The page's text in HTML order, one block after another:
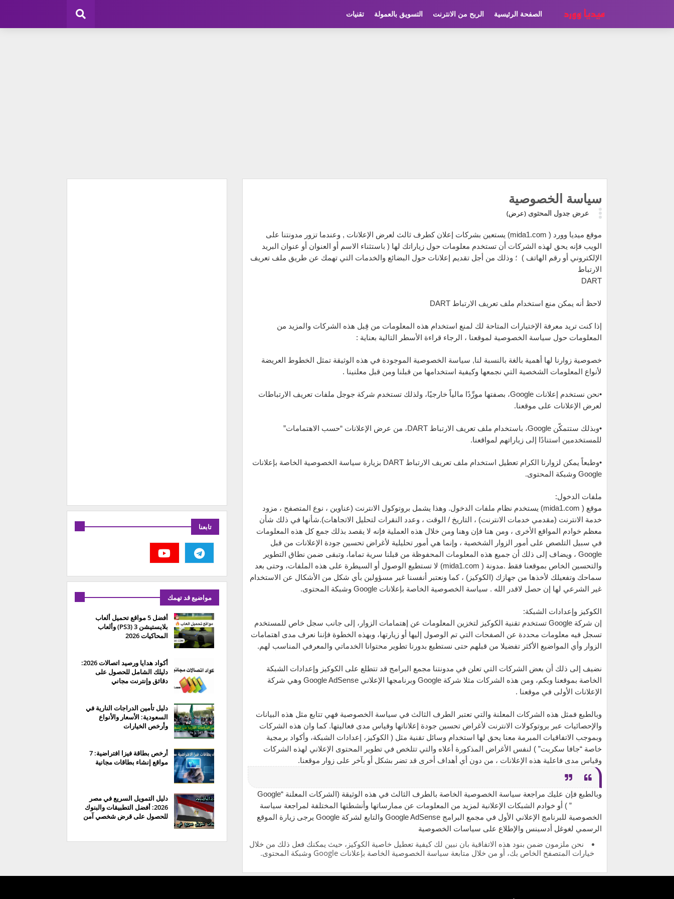
الصفحة الرئيسية الربح من الانترنت التسويق بالعمولة تقنيات
سياسة الخصوصية
عرض جدول المحتوى (عرض)
موقع ميديا وورد ( mida1.com) يستعين بشركات إعلان كطرف ثالث لعرض الإعلانات , وعندما تزور مدونتنا على
الويب فإنه يحق لهذه الشركات أن تستخدم معلومات حول زياراتك لها ( باستثناء الاسم أو العنوان أو عنوان البريد
الإلكتروني أو رقم الهاتف ) ؛ وذلك من أجل تقديم إعلانات حول البضائع والخدمات التي تهمك عن طريق ملف تعريف
الارتباط
DART
لاحظ أنه يمكن منع استخدام ملف تعريف الارتباط DART
إذا كنت تريد معرفة الإختيارات المتاحة لك لمنع استخدام هذه المعلومات من قِبل هذه الشركات والمزيد من
المعلومات حول سياسة الخصوصية لموقعنا ، الرجاء قراءة الأسطر التالية بعناية :
خصوصية زوارنا لها أهمية بالغة بالنسبة لنا, سياسة الخصوصية الموجودة في هذه الوثيقة تمثل الخطوط العريضة
لأنواع المعلومات الشخصية التي نجمعها وكيفية استخدامها من قبلنا ومن قبل معلنينا .
•نحن نستخدم إعلانات Google، بصفتها مورِّدًا مالياً خارجيًا، ولذلك تستخدم شركة جوجل ملفات تعريف الارتباطات
لعرض الإعلانات على موقعنا.
•وبذلك ستتمكّن Google، باستخدام ملف تعريف الارتباط DART، من عرض الإعلانات “حسب الاهتمامات”
للمستخدمين استنادًا إلى زياراتهم لمواقعنا.
•وطبعاً يمكن لزوارنا الكرام تعطيل استخدام ملف تعريف الارتباط DART بزيارة سياسة الخصوصية الخاصة بإعلانات
Google وشبكة المحتوى.
ملفات الدخول:
موقع ( mida1.com) يستخدم نظام ملفات الدخول. وهذا يشمل بروتوكول الانترنت (عناوين ، نوع المتصفح ، مزود
خدمة الانترنت (مقدمي خدمات الانترنت) ، التاريخ / الوقت ، وعدد النقرات لتحليل الاتجاهات).شأنها في ذلك شأن
معظم خوادم المواقع الأخرى ، ومن هنا فإن وهنا ومن خلال هذه العملية فإنه لا يقصد بذلك جمع كل هذه المعلومات
في سبيل التلصص على أمور الزوار الشخصية ، وإنما هي أمور تحليلية لأغراض تحسين جودة الإعلانات من قبل
Google ، ويضاف إلى ذلك أن جميع هذه المعلومات المحفوظة من قبلنا سرية تماما، وتبقى ضمن نطاق التطوير
والتحسين الخاص بموقعنا فقط .مدونة ( mida1.com) لا تستطيع الوصول أو السيطرة على هذه الملفات، وحتى بعد
سماحك وتفعيلك لأخذها من جهازك (الكوكيز) ، كما ونعتبر أنفسنا غير مسؤولين بأي شكل من الأشكال عن الاستخدام
غير الشرعي لها إن حصل لاقدر الله . سياسة الخصوصية الخاصة بإعلانات Google وشبكة المحتوى.
الكوكيز وإعدادات الشبكة:
إن شركة Google تستخدم تقنية الكوكيز لتخزين المعلومات عن إهتمامات الزوار، إلى جانب سجل خاص للمستخدم
تسجل فيه معلومات محددة عن الصفحات التي تم الوصول إليها أو زيارتها، وبهذه الخطوة فإننا نعرف مدى اهتمامات
الزوار وأي المواضيع الأكثر تفضيلا من قبلهم حتى نستطيع بدورنا تطوير محتوانا الخدماتي والمعرفي المناسب لهم.
نضيف إلى ذلك أن بعض الشركات التي تعلن في مدونتنا مجمع البرامج قد تتطلع على الكوكيز وإعدادات الشبكة
الخاصة بموقعنا وبكم، ومن هذه الشركات مثلا شركة Google وبرنامجها الإعلاني Google AdSense وهي شركة
الإعلانات الأولى في موقعنا .
وبالطبع فمثل هذه الشركات المعلنة والتي تعتبر الطرف الثالث في سياسة الخصوصية فهي تتابع مثل هذه البيانات
والإحصائيات عبر بروتوكولات الانترنت لأغراض تحسين جودة إعلاناتها وقياس مدى فعاليتها. كما وان هذه الشركات
وبموجب الاتفاقيات المبرمة معنا يحق لها استخدام وسائل تقنية مثل ( الكوكيز، إعدادات الشبكة، وأكواد برمجية
خاصة “جافا سكربت” ) لنفس الأغراض المذكورة أعلاه والتي تتلخص في تطوير المحتوى الإعلاني لهذه الشركات
وقياس مدى فاعلية هذه الإعلانات ، من دون أي أهداف أخرى قد تضر بشكل أو بآخر على زوار موقعنا.
وبالطبع فإن عليك مراجعة سياسة الخصوصية الخاصة بالطرف الثالث في هذه الوثيقة (الشركات المعلنة “Google
AdSense” ) أو خوادم الشبكات الإعلانية لمزيد من المعلومات عن ممارساتها وأنشطتها المختلفة لمراجعة سياسة
الخصوصية للبرنامج الإعلاني الأول في مجمع البرامج Google AdSense والتابع لشركة Google يرجى زيارة الموقع
الرسمي لغوغل أدسينس والإطلاع على سياسات الخصوصية
نحن ملزمون ضمن بنود هذه الاتفاقية بان نبين لك كيفية تعطيل خاصية الكوكيز، حيث يمكنك فعل ذلك من خلال
خيارات المتصفح الخاص بك، أو من خلال متابعة سياسة الخصوصية الخاصة بإعلانات Google وشبكة المحتوى.
تابعنا
مواضيع قد تهمك
أفضل 5 مواقع تحميل ألعاب
بلايستيشن 3 (PS3) وألعاب
المحاكيات 2026
أكواد هدايا ورصيد اتصالات 2026:
دليلك الشامل للحصول على
دقائق وإنترنت مجاني
دليل تأمين الدراجات النارية في
السعودية: الأسعار والأنواع
وأرخص الخيارات
أرخص بطاقة فيزا افتراضية: 7
مواقع إنشاء بطاقات مجانية
دليل التمويل السريع في مصر
2026: أفضل التطبيقات والبنوك
للحصول على قرض شخصي آمن